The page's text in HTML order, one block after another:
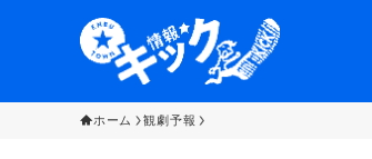
ホーム 観劇予報